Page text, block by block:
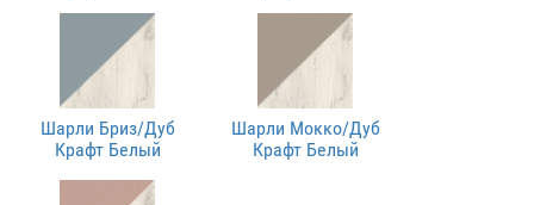
Шарли Бриз/Дуб
Крафт Белый
Шарли Мокко/Дуб
Крафт Белый